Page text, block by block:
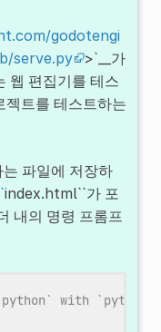
godotengi
serve.py
>`__가
웹 편집기를 테스
젝트를 테스트하는
파일에 저장하
index.html``가 포
내의 명령 프롬프
with